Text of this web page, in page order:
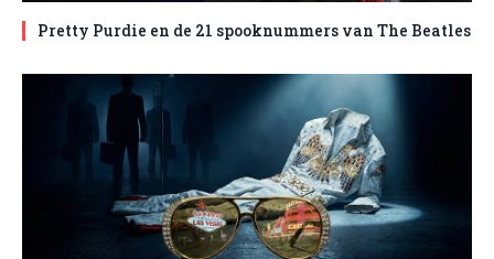
Pretty Purdie en de 21 spooknummers van The Beatles